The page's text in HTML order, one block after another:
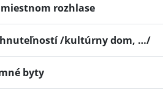
rozhlase
/kultúrny dom, …/
byty